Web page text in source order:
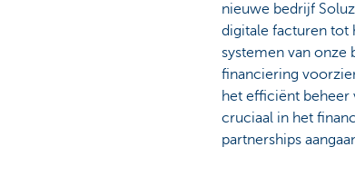
nieuwe bedrijf
digitale facturen tot
systemen van onze
financiering
het efficiënt beheer
cruciaal in het
partnerships